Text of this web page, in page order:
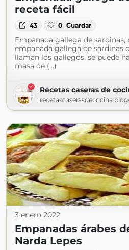
receta fácil
43 0 Guardar
Empanada gallega de sardinas,
empanada gallega de sardinas
llaman los gallegos, se puede
masa de (...)
Recetas caseras de
3 enero 2022
Empanadas árabes
Narda Lepes